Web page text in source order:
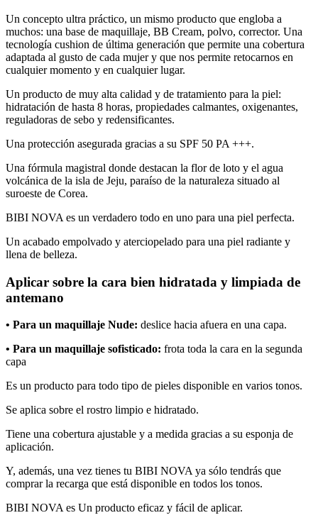
Un concepto ultra práctico, un mismo producto que engloba a
muchos: una base de maquillaje, BB Cream, polvo, corrector. Una
tecnología cushion de última generación que permite una cobertura
adaptada al gusto de cada mujer y que nos permite retocarnos en
cualquier momento y en cualquier lugar.
Un producto de muy alta calidad y de tratamiento para la piel:
hidratación de hasta 8 horas, propiedades calmantes, oxigenantes,
reguladoras de sebo y redensificantes.
Una protección asegurada gracias a su SPF 50 PA +++.
Una fórmula magistral donde destacan la flor de loto y el agua
volcánica de la isla de Jeju, paraíso de la naturaleza situado al
suroeste de Corea.
BIBI NOVA es un verdadero todo en uno para una piel perfecta.
Un acabado empolvado y aterciopelado para una piel radiante y
llena de belleza.
Aplicar sobre la cara bien hidratada y limpiada de
antemano
• Para un maquillaje Nude: deslice hacia afuera en una capa.
• Para un maquillaje sofisticado: frota toda la cara en la segunda
capa
Es un producto para todo tipo de pieles disponible en varios tonos.
Se aplica sobre el rostro limpio e hidratado.
Tiene una cobertura ajustable y a medida gracias a su esponja de
aplicación.
Y, además, una vez tienes tu BIBI NOVA ya sólo tendrás que
comprar la recarga que está disponible en todos los tonos.
BIBI NOVA es Un producto eficaz y fácil de aplicar.